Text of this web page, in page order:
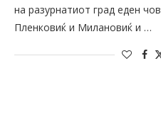
на разурнатиот град еден
Пленковиќ и Милановиќ и …